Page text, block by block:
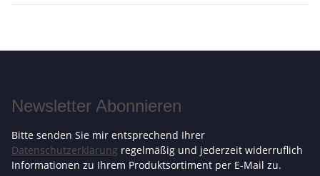
Newsletter Abonnieren
Bitte senden Sie mir entsprechend Ihrer
Datenschutzerklärung regelmäßig und jederzeit widerruflich
Informationen zu Ihrem Produktsortiment per E-Mail zu.